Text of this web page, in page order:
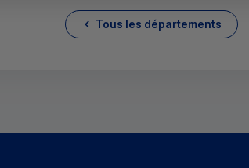
Tous les départements